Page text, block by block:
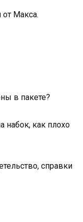
от Макса.
в пакете?
набок, как плохо
справки